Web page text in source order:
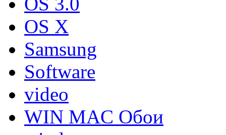
OS X
Samsung
Software
video
WIN MAC Обои